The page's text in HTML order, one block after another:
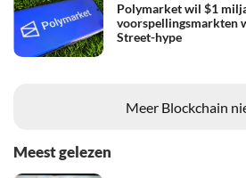
Polymarket wil $1
voorspellingsmarkten
Street-hype
Meer Blockchain
Meest gelezen